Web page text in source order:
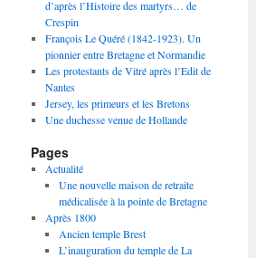
d’après l’Histoire des martyrs… de
Crespin
François Le Quéré (1842-1923). Un
pionnier entre Bretagne et Normandie
Les protestants de Vitré après l’Edit de
Nantes
Jersey, les primeurs et les Bretons
Une duchesse venue de Hollande
Pages
Actualité
Une nouvelle maison de retraite
médicalisée à la pointe de Bretagne
Après 1800
Ancien temple Brest
L’inauguration du temple de La